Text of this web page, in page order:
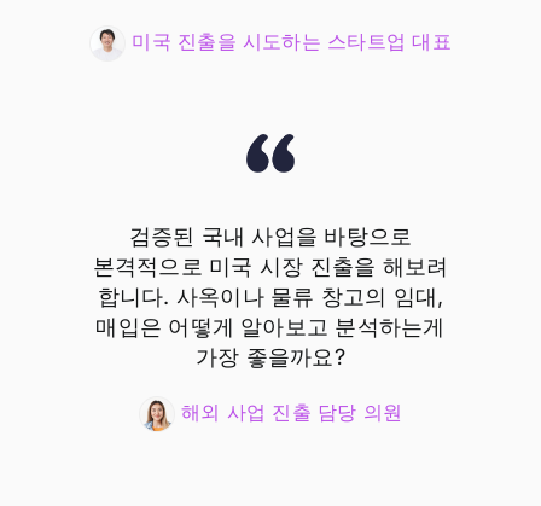
미국 진출을 시도하는 스타트업 대표
검증된 국내 사업을 바탕으로
본격적으로 미국 시장 진출을 해보려
합니다. 사옥이나 물류 창고의 임대,
매입은 어떻게 알아보고 분석하는게
가장 좋을까요?
해외 사업 진출 담당 의원